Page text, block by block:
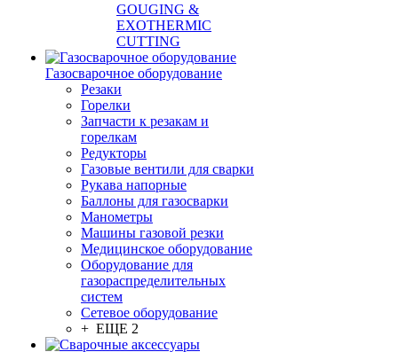
GOUGING &
EXOTHERMIC
CUTTING
Газосварочное оборудование
Резаки
Горелки
Запчасти к резакам и
горелкам
Редукторы
Газовые вентили для сварки
Рукава напорные
Баллоны для газосварки
Манометры
Машины газовой резки
Медицинское оборудование
Оборудование для
газораспределительных
систем
Сетевое оборудование
+ ЕЩЕ 2